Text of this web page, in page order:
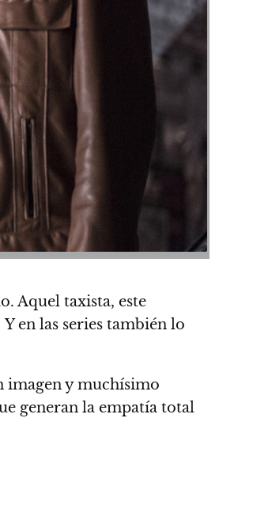
. Aquel taxista, este
en las series también lo
imagen y muchísimo
generan la empatía total